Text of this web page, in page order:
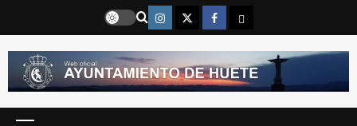
contenido
Instragram
TwitterFacebook
Email